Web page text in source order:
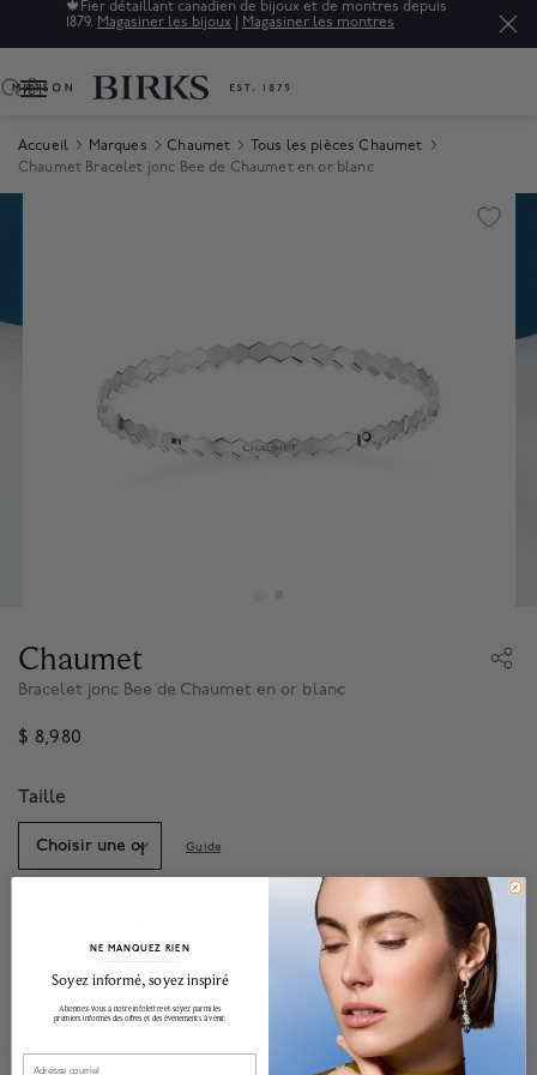
🍁 Fier détaillant canadien de bijoux et de montres depuis
1879. Magasiner les bijoux Magasiner les montres
0
Accueil Marques Chaumet
Tous les pièces Chaumet
Chaumet Bracelet jonc Bee de Chaumet en or blanc
Chaumet
Bracelet jonc Bee de Chaumet en or blanc
$ 8,980
Taille
Guide
Appliquez
Demander un rendez-vous
NE MANQUEZ RIEN
Soyez informé, soyez inspiré
Abonnez-vous à notre infolettre et soyez parmi les
premiers informés des offres et des événements à venir.
Email